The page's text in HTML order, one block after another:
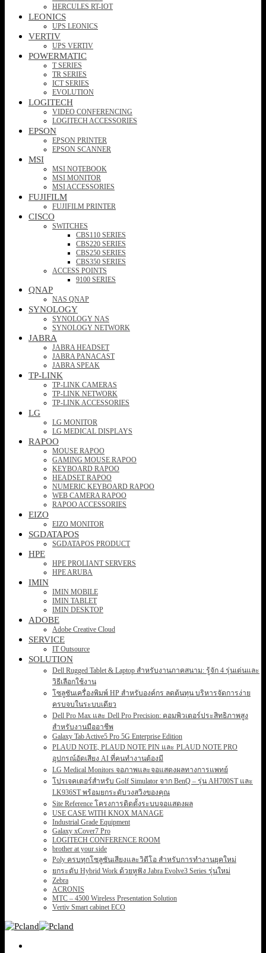
HERCULES RT-IOT
LEONICS
UPS LEONICS
VERTIV
UPS VERTIV
POWERMATIC
T SERIES
TR SERIES
ICT SERIES
EVOLUTION
LOGITECH
VIDEO CONFERENCING
LOGITECH ACCESSORIES
EPSON
EPSON PRINTER
EPSON SCANNER
MSI
MSI NOTEBOOK
MSI MONITOR
MSI ACCESSORIES
FUJIFILM
FUJIFILM PRINTER
CISCO
SWITCHES
CBS110 SERIES
CBS220 SERIES
CBS250 SERIES
CBS350 SERIES
ACCESS POINTS
9100 SERIES
QNAP
NAS QNAP
SYNOLOGY
SYNOLOGY NAS
SYNOLOGY NETWORK
JABRA
JABRA HEADSET
JABRA PANACAST
JABRA SPEAK
TP-LINK
TP-LINK CAMERAS
TP-LINK NETWORK
TP-LINK ACCESSORIES
LG
LG MONITOR
LG MEDICAL DISPLAYS
RAPOO
MOUSE RAPOO
GAMING MOUSE RAPOO
KEYBOARD RAPOO
HEADSET RAPOO
NUMERIC KEYBOARD RAPOO
WEB CAMERA RAPOO
RAPOO ACCESSORIES
EIZO
EIZO MONITOR
SGDATAPOS
SGDATAPOS PRODUCT
HPE
HPE PROLIANT SERVERS
HPE ARUBA
IMIN
IMIN MOBILE
IMIN TABLET
IMIN DESKTOP
ADOBE
Adobe Creative Cloud
SERVICE
IT Outsource
SOLUTION
Dell Rugged Tablet & Laptop สำหรับงานภาคสนาม: รู้จัก 4 รุ่นเด่นและ
วิธีเลือกใช้งาน
โซลูชันเครื่องพิมพ์ HP สำหรับองค์กร ลดต้นทุน บริหารจัดการง่าย
ครบจบในระบบเดียว
Dell Pro Max และ Dell Pro Precision: คอมพิวเตอร์ประสิทธิภาพสูง
สำหรับงานมืออาชีพ
Galaxy Tab Active5 Pro 5G Enterprise Edition
PLAUD NOTE, PLAUD NOTE PIN และ PLAUD NOTE PRO
อุปกรณ์อัดเสียง AI ที่คนทำงานต้องมี
LG Medical Monitors จอภาพและจอแสดงผลทางการแพทย์
โปรเจคเตอร์สำหรับ Golf Simulator จาก BenQ – รุ่น AH700ST และ
LK936ST พร้อมยกระดับวงสวิงของคุณ
Site Reference โครงการติดตั้งระบบจอแสดงผล
USE CASE WITH KNOX MANAGE
Industrial Grade Equipment
Galaxy xCover7 Pro
LOGITECH CONFERENCE ROOM
brother at your side
Poly ครบทุกโซลูชันเสียงและวิดีโอ สำหรับการทำงานยุคใหม่
ยกระดับ Hybrid Work ด้วยหูฟัง Jabra Evolve3 Series รุ่นใหม่
Zebra
ACRONIS
MTC – 4500 Wireless Presentation Solution
Vertiv Smart cabinet ECO